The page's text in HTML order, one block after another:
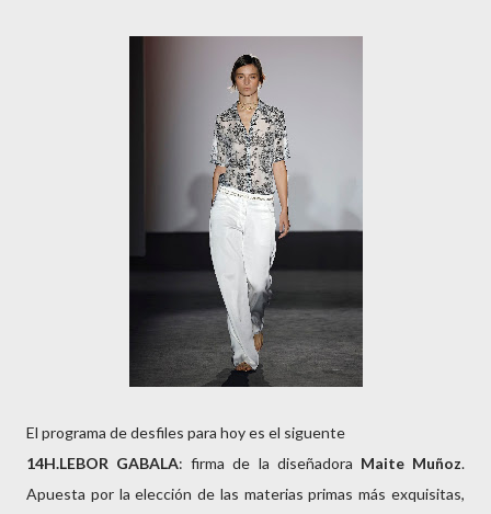
El programa de desfiles para hoy es el siguente
14H.LEBOR GABALA: firma de la diseñadora Maite Muñoz.
Apuesta por la elección de las materias primas más exquisitas,